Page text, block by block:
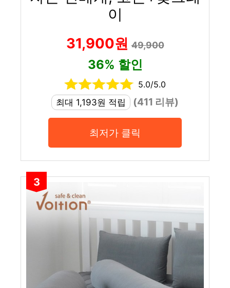
이
31,900원49,900
36% 할인
5.0/5.0
최대 1,193원 적립
(411 리뷰)
최저가 클릭
3